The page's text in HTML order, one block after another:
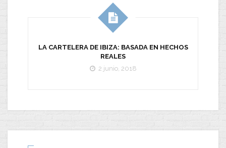
LA CARTELERA DE IBIZA: BASADA EN HECHOS
REALES
2 junio, 2018